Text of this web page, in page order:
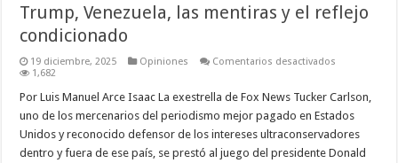
Trump, Venezuela, las mentiras y el reflejo
condicionado
19 diciembre, 2025 Opiniones Comentarios desactivados
las
mentiras
y
el
reflejo
condicionado
1,682
Por Luis Manuel Arce Isaac La exestrella de Fox News Tucker Carlson,
uno de los mercenarios del periodismo mejor pagado en Estados
Unidos y reconocido defensor de los intereses ultraconservadores
dentro y fuera de ese país, se prestó al juego del presidente Donald